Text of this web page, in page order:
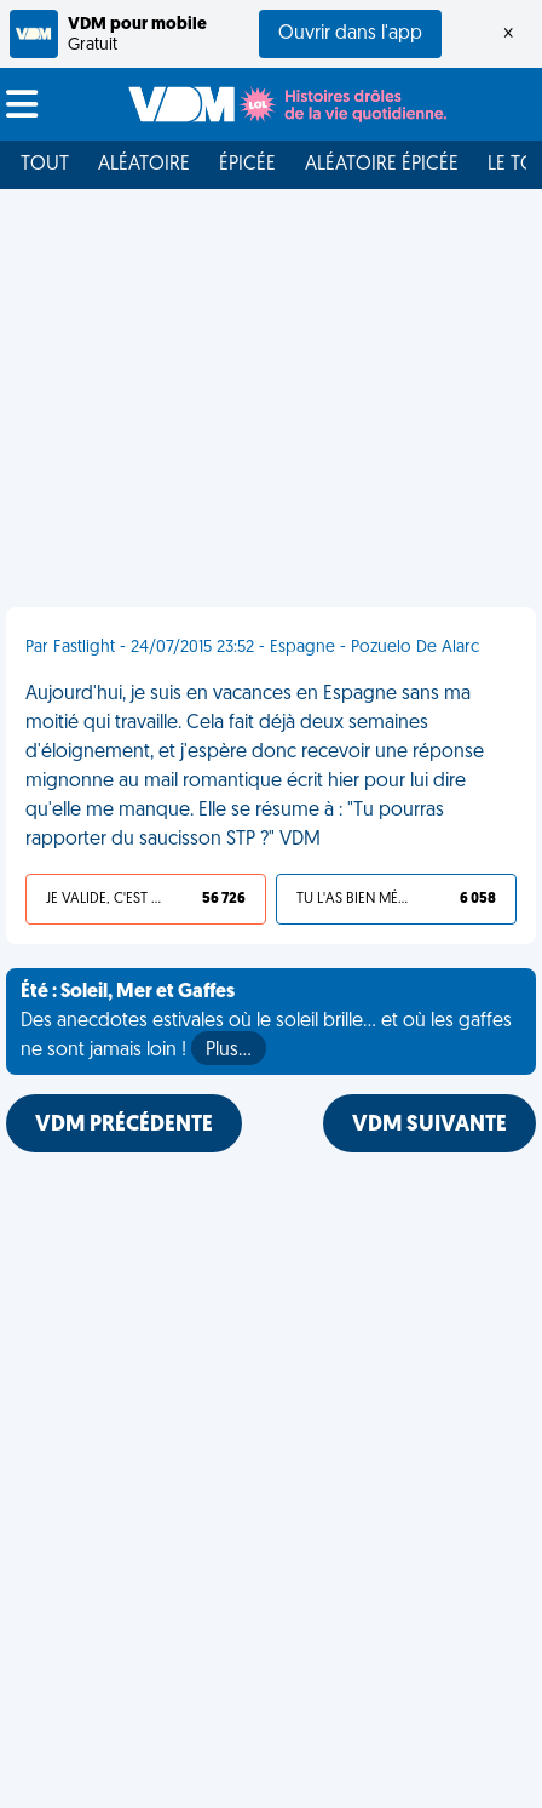
VDM pour mobile
Gratuit
Ouvrir dans l'app ×
TOUT ALÉATOIRE ÉPICÉE ALÉATOIRE ÉPICÉE LE
Par Fastlight - 24/07/2015 23:52 - Espagne - Pozuelo De Alarc
Aujourd'hui, je suis en vacances en Espagne sans ma
moitié qui travaille. Cela fait déjà deux semaines
d'éloignement, et j'espère donc recevoir une réponse
mignonne au mail romantique écrit hier pour lui dire
qu'elle me manque. Elle se résume à : "Tu pourras
rapporter du saucisson STP ?" VDM
JE VALIDE, C'EST UNE VDM 56 726 TU L'AS BIEN MÉRITÉ 6 058
Été : Soleil, Mer et Gaffes
Des anecdotes estivales où le soleil brille... et où les gaffes
ne sont jamais loin !
Plus…
VDM PRÉCÉDENTE VDM SUIVANTE